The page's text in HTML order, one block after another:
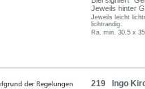
Jeweils hinter
Jeweils leicht
lichtrandig.
Ra. min. 30,5 x
219 Ingo